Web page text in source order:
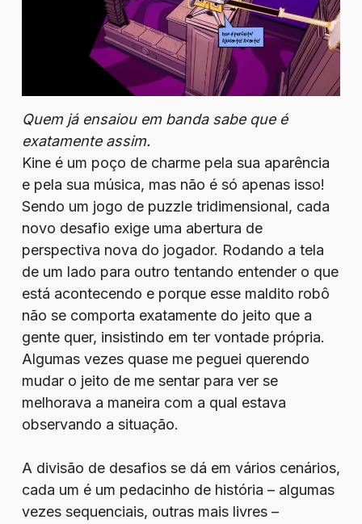
Quem já ensaiou em banda sabe que é
exatamente assim.
Kine é um poço de charme pela sua aparência
e pela sua música, mas não é só apenas isso!
Sendo um jogo de puzzle tridimensional, cada
novo desafio exige uma abertura de
perspectiva nova do jogador. Rodando a tela
de um lado para outro tentando entender o que
está acontecendo e porque esse maldito robô
não se comporta exatamente do jeito que a
gente quer, insistindo em ter vontade própria.
Algumas vezes quase me peguei querendo
mudar o jeito de me sentar para ver se
melhorava a maneira com a qual estava
observando a situação.
A divisão de desafios se dá em vários cenários,
cada um é um pedacinho de história – algumas
vezes sequenciais, outras mais livres –